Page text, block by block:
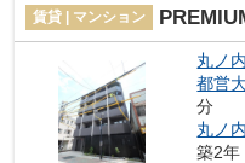
賃貸 | マンション
丸ノ
都営
分
丸ノ
築2年